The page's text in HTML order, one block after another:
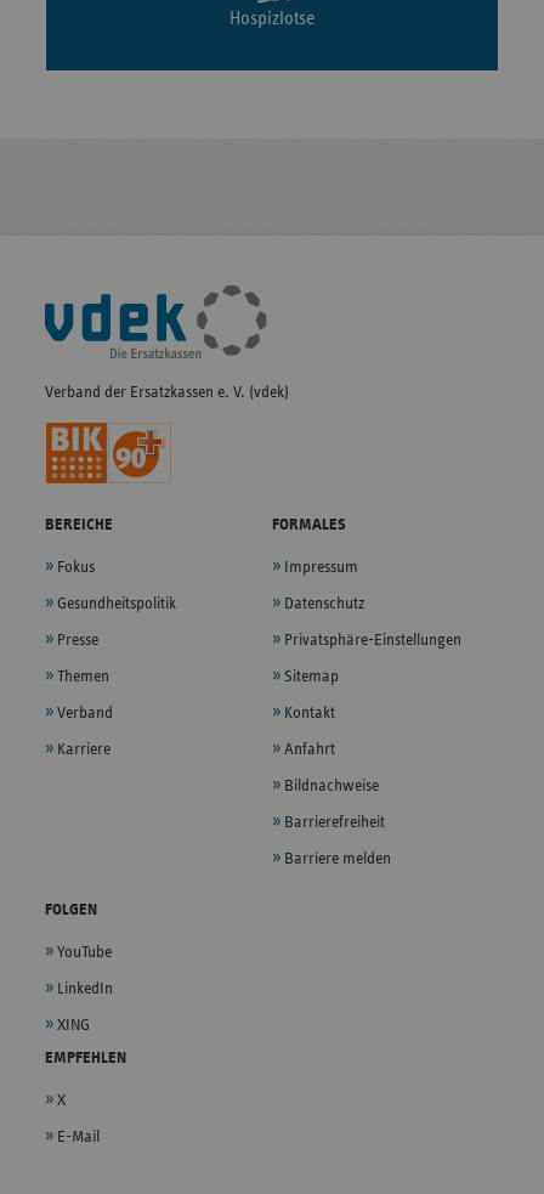
Hospizlotse
Fußleisten-
Navigation
Verband der Ersatzkassen e. V. (vdek)
BEREICHE
Fokus
Gesundheitspolitik
Presse
Themen
Verband
Karriere
FORMALES
Impressum
Datenschutz
Privatsphäre-Einstellungen
Sitemap
Kontakt
Anfahrt
Bildnachweise
Barrierefreiheit
Barriere melden
FOLGEN
YouTube
LinkedIn
XING
EMPFEHLEN
X
E-Mail